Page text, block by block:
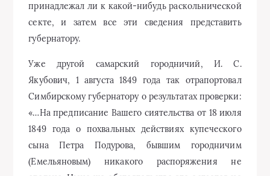
принадлежал ли к какой-нибудь раскольнической
секте, и затем все эти сведения представить
губернатору.
Уже другой самарский городничий, И. С.
Якубович, 1 августа 1849 года так отрапортовал
Симбирскому губернатору о результатах проверки:
«…На предписание Вашего сиятельства от 18 июля
1849 года о похвальных действиях купеческого
сына Петра Подурова, бывшим городничим
(Емельяновым) никакого распоряжения не